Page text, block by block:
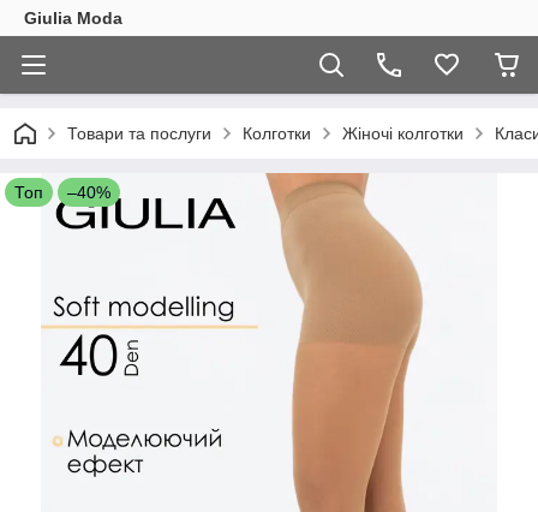
Giulia Moda
Товари та послуги Колготки Жіночі колготки
Топ –40%